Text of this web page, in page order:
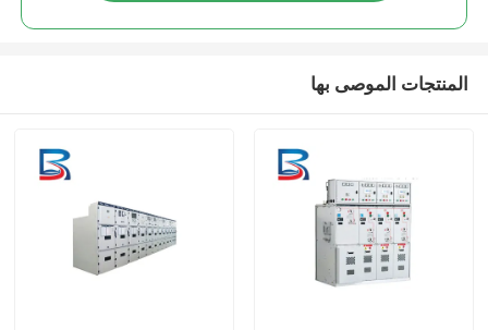
المنتجات الموصى بها